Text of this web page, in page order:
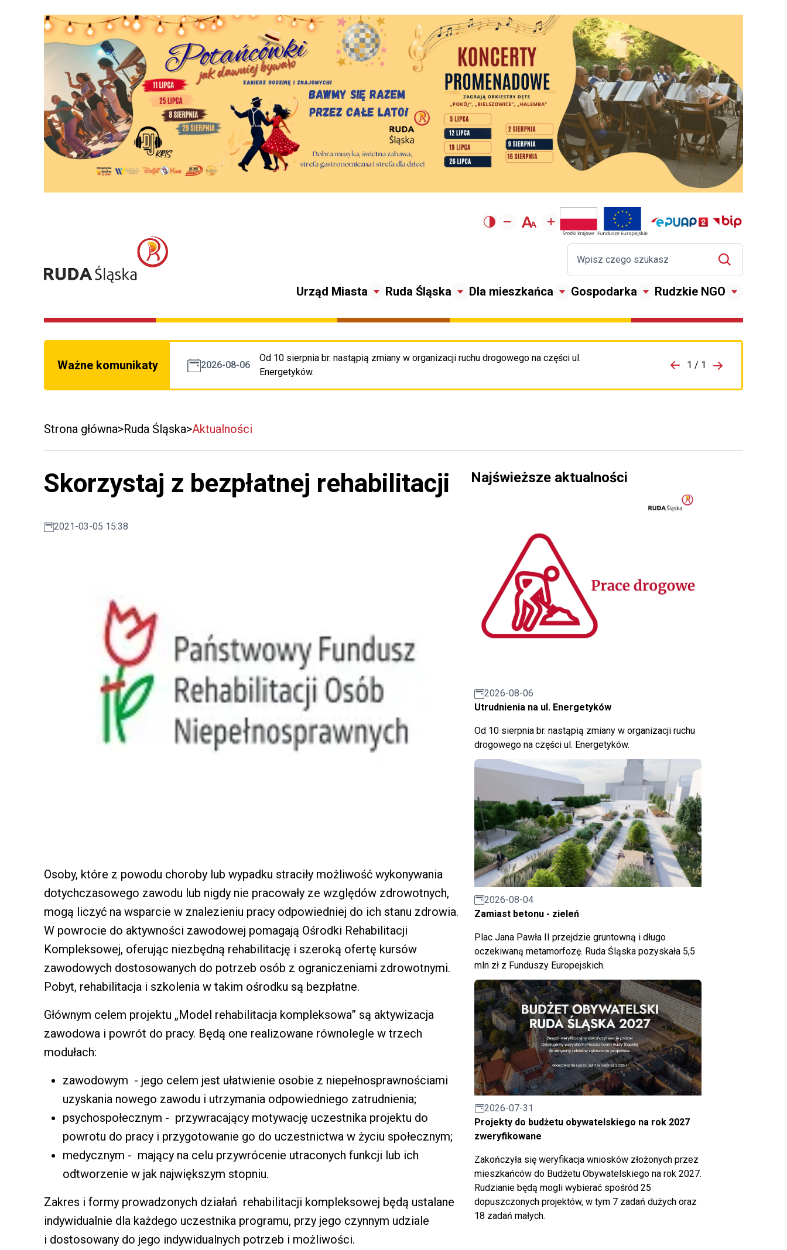
Urząd Miasta Ruda Śląska Dla mieszkańca Gospodarka Rudzkie NGO
Ważne komunikaty 2026-08-06
Od 10 sierpnia br. nastąpią zmiany w organizacji ruchu drogowego na części ul.
Energetyków.
Przejdź do porzpedniego komunikatu 1 / 1
Przejdź do
Strona główna Ruda Śląska Aktualności
Skorzystaj z bezpłatnej rehabilitacji
2021-03-05 15:38
Osoby, które z powodu choroby lub wypadku straciły możliwość wykonywania
dotychczasowego zawodu lub nigdy nie pracowały ze względów zdrowotnych,
mogą liczyć na wsparcie w znalezieniu pracy odpowiedniej do ich stanu zdrowia.
W powrocie do aktywności zawodowej pomagają Ośrodki Rehabilitacji
Kompleksowej, oferując niezbędną rehabilitację i szeroką ofertę kursów
zawodowych dostosowanych do potrzeb osób z ograniczeniami zdrowotnymi.
Pobyt, rehabilitacja i szkolenia w takim ośrodku są bezpłatne.
Głównym celem projektu „Model rehabilitacja kompleksowa” są aktywizacja
zawodowa i powrót do pracy. Będą one realizowane równolegle w trzech
modułach:
zawodowym - jego celem jest ułatwienie osobie z niepełnosprawnościami
uzyskania nowego zawodu i utrzymania odpowiedniego zatrudnienia;
psychospołecznym - przywracający motywację uczestnika projektu do
powrotu do pracy i przygotowanie go do uczestnictwa w życiu społecznym;
medycznym - mający na celu przywrócenie utraconych funkcji lub ich
odtworzenie w jak największym stopniu.
Zakres i formy prowadzonych działań rehabilitacji kompleksowej będą ustalane
indywidualnie dla każdego uczestnika programu, przy jego czynnym udziale
i dostosowany do jego indywidualnych potrzeb i możliwości.
Najświeższe aktualności
2026-08-06
Utrudnienia na ul. Energetyków
Od 10 sierpnia br. nastąpią zmiany w organizacji ruchu
drogowego na części ul. Energetyków.
2026-08-04
Zamiast betonu - zieleń
Plac Jana Pawła II przejdzie gruntowną i długo
oczekiwaną metamorfozę. Ruda Śląska pozyskała 5,5
mln zł z Funduszy Europejskich.
2026-07-31
Projekty do budżetu obywatelskiego na rok 2027
zweryfikowane
Zakończyła się weryfikacja wniosków złożonych przez
mieszkańców do Budżetu Obywatelskiego na rok 2027.
Rudzianie będą mogli wybierać spośród 25
dopuszczonych projektów, w tym 7 zadań dużych oraz
18 zadań małych.